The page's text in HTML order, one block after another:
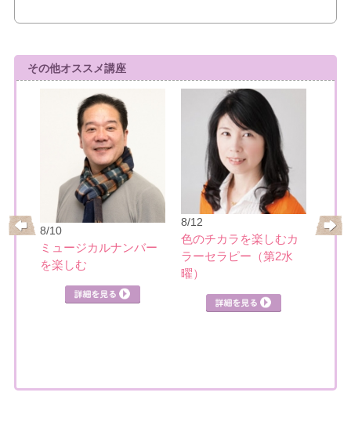
その他オススメ講座
ぐ
8/10
ミュージカルナンバー
を楽しむ
8/12
色のチカラを楽しむカ
ラーセラピー（第2水
曜）
リー